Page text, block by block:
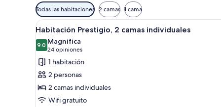
Filtros
disponibles
para
las
habitaciones
Todas las habitaciones 2 camas 1 cama
Abrir
todas
las
fotos
de
Habitación
Prestigio,
2
Habitación de hotel con dos
2
Habitación Prestigio, 2 camas individuales
9.09.0 de 10
Magnífica
24 opiniones
(24
opiniones)
1 habitación
2 personas
2 camas individuales
Wifi gratuito